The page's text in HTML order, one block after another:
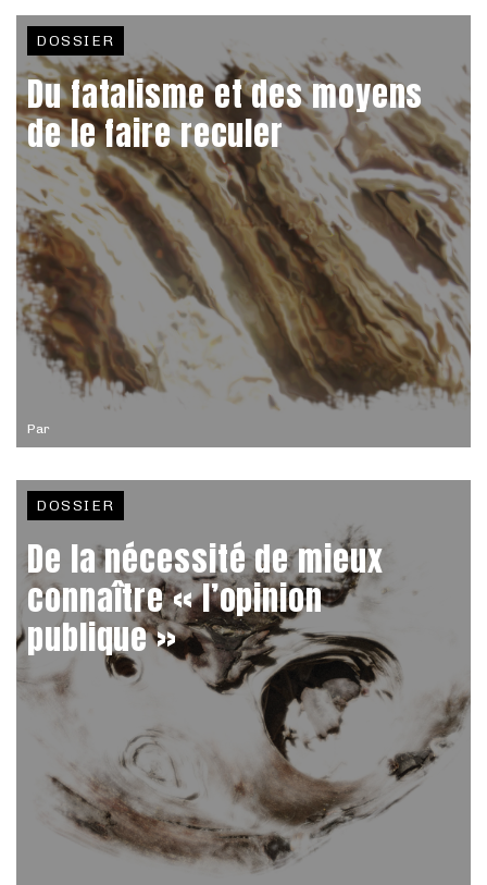
Par
DOSSIER
Du fatalisme et des moyens
de le faire reculer
DOSSIER
De la nécessité de mieux
connaître « l’opinion
publique »